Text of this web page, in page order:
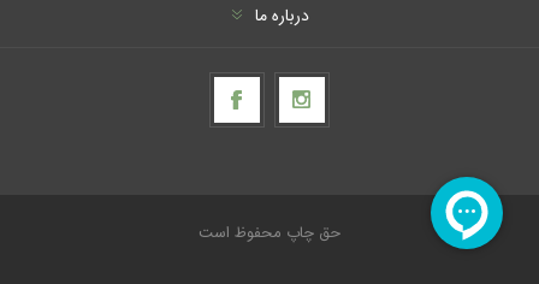
درباره ما
حق چاپ محفوظ است